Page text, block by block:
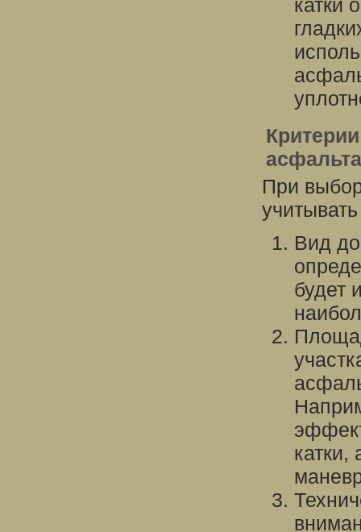
катки
асфальта
При
Вид
будет
катки,